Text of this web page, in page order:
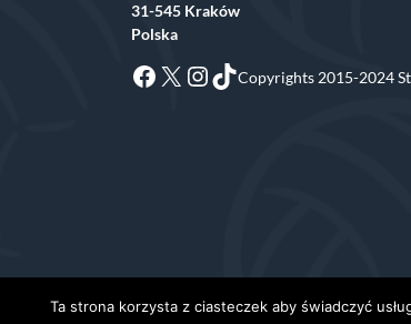
31-545 Kraków
Polska
Facebook
X Instagram
TikTok
Copyrights 2015-2024
Ta strona korzysta z ciasteczek aby świadczyć